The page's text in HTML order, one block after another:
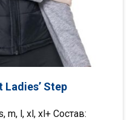
Step
l, xl, xl+ Состав: